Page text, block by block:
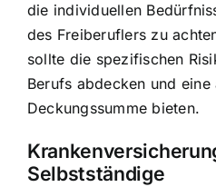
die individuellen
des Freiberuflers zu
sollte die spezifischen
Berufs abdecken und eine
Deckungssumme bieten.
Selbstständige